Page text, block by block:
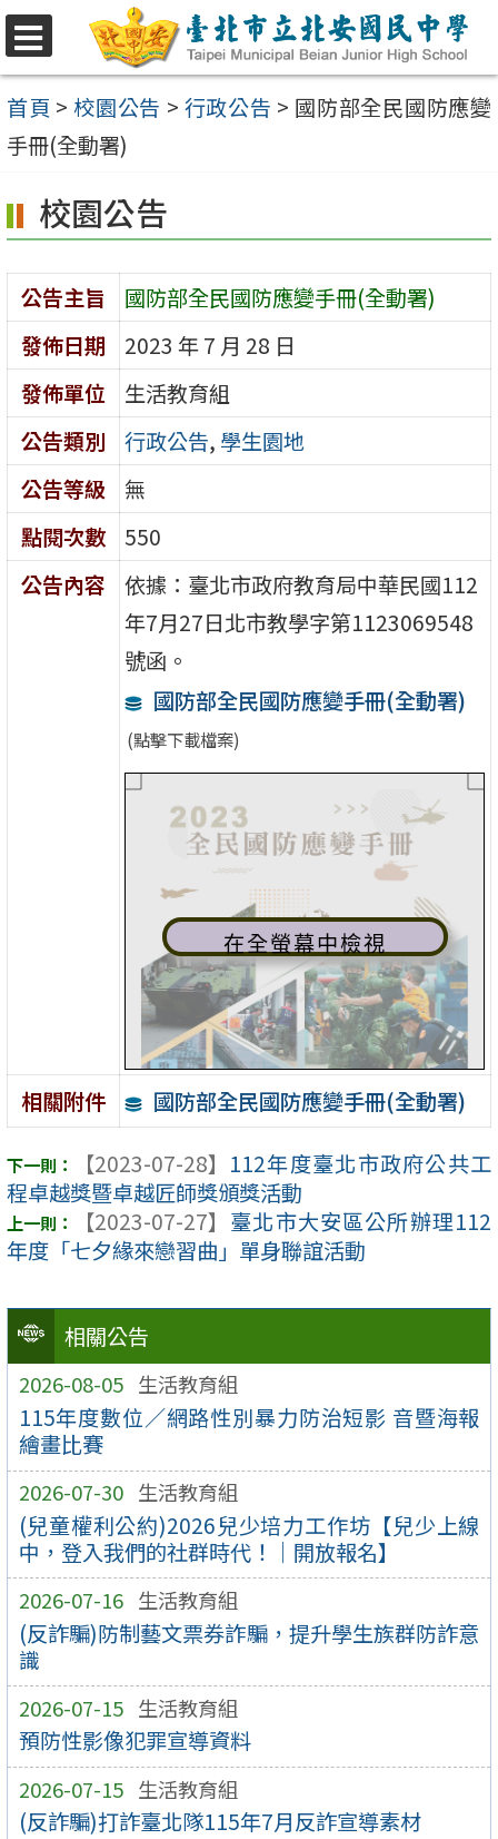
選
單
跳
至
主
要
容
區
首頁 > 校園公告 > 行政公告 > 國防部全民國防應變
手冊(全動署)
相關公告
2026-08-05 生活教育組
115年度數位／網路性別暴力防治短影 音暨海報
繪畫比賽
2026-07-30 生活教育組
(兒童權利公約)2026兒少培力工作坊【兒少上線
中，登入我們的社群時代！｜開放報名】
2026-07-16 生活教育組
(反詐騙)防制藝文票券詐騙，提升學生族群防詐意
識
2026-07-15 生活教育組
預防性影像犯罪宣導資料
2026-07-15 生活教育組
(反詐騙)打詐臺北隊115年7月反詐宣導素材
校園公告
公告主旨
國防部全民國防應變手冊(全動署)
發佈日期
2023 年 7 月 28 日
發佈單位
生活教育組
公告類別
行政公告, 學生園地
公告等級
無
點閱次數
550
公告內容
依據：臺北市政府教育局中華民國112
年7月27日北市教學字第1123069548
號函。
國防部全民國防應變手冊(全動署)
(點擊下載檔案)
在全螢幕中檢視
相關附件 國防部全民國防應變手冊(全動署)
【2023-07-28】 112年度臺北市政府公共工
程卓越獎暨卓越匠師獎頒獎活動
【2023-07-27】 臺北市大安區公所辦理112
年度「七夕緣來戀習曲」單身聯誼活動